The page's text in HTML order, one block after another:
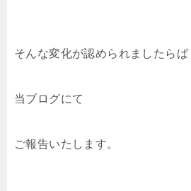
そんな変化が認められましたらば
当ブログにて
ご報告いたします。